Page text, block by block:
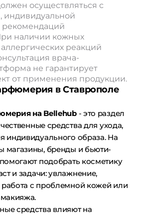
осуществляться с
индивидуальной
рекомендаций
наличии кожных
реакций
врача-
не гарантирует
от применения продукции.
в Ставрополе
на Bellehub- это раздел
средства для ухода,
индивидуального образа. На
магазины, бренды и бьюти-
подобрать косметику
и задачи: увлажнение,
с проблемной кожей или
средства влияют на